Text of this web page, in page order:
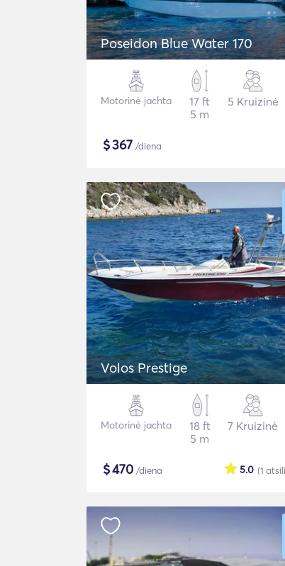
Poseidon Blue Water 170
Motorinė jachta
17 ft
5 m
5 Kruizinė
$367 /diena
Volos Prestige
Motorinė jachta
18 ft
5 m
7 Kruizinė
$470 /diena (1
5.0